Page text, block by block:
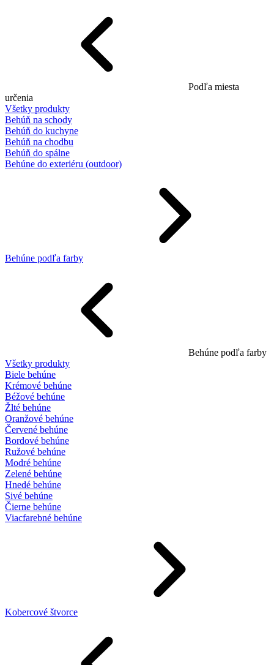
Podľa miesta
určenia
Všetky produkty
Behúň na schody
Behúň do kuchyne
Behúň na chodbu
Behúň do spálne
Behúne do exteriéru (outdoor)
Behúne podľa farby
Behúne podľa farby
Všetky produkty
Biele behúne
Krémové behúne
Béžové behúne
Žlté behúne
Oranžové behúne
Červené behúne
Bordové behúne
Ružové behúne
Modré behúne
Zelené behúne
Hnedé behúne
Sivé behúne
Čierne behúne
Viacfarebné behúne
Kobercové štvorce